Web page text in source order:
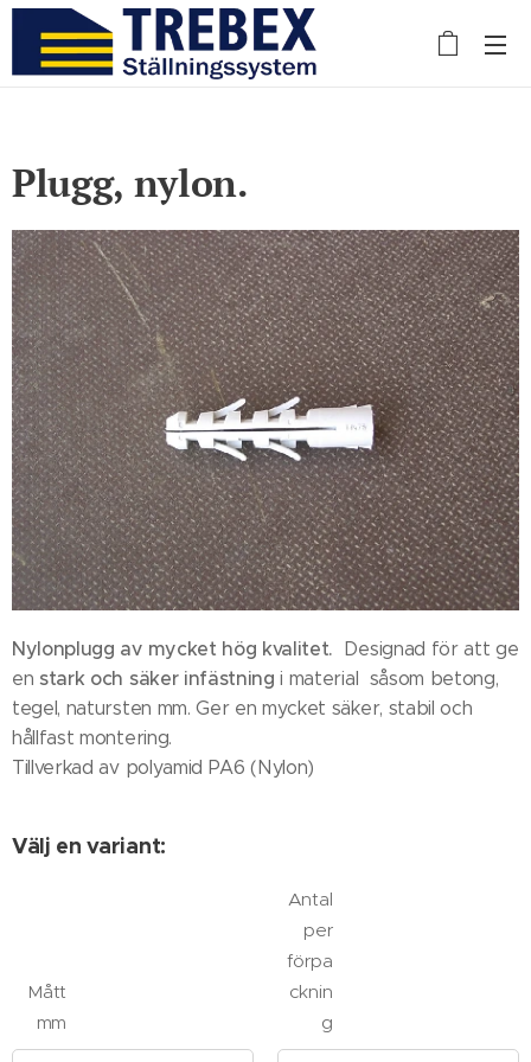
Plugg, nylon.
Nylonplugg av mycket hög kvalitet.
Designad för att ge
enstark och säker infästning i material såsom betong,
tegel, natursten mm. Ger en mycket säker, stabil och
hållfast montering.
Tillverkad av polyamid PA6 (Nylon)
Välj en variant:
Mått
mm
Antal
per
förpa
cknin
g